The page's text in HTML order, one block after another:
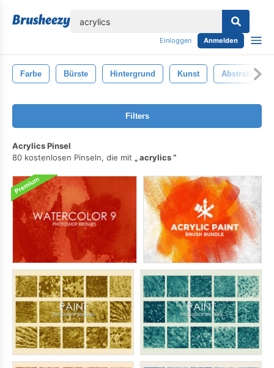
Einloggen Anmelden
Farbe Bürste Hintergrund Kunst Abstrakt
Filters
Acrylics Pinsel
80 kostenlosen Pinseln, die mit
acrylics